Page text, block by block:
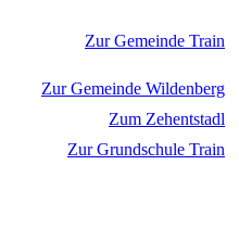
Zur Gemeinde Train
Zur Gemeinde Wildenberg
Zum Zehentstadl
Zur Grundschule Train